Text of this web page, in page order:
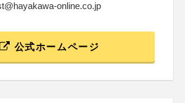
online.co.jp
公式ホームページ